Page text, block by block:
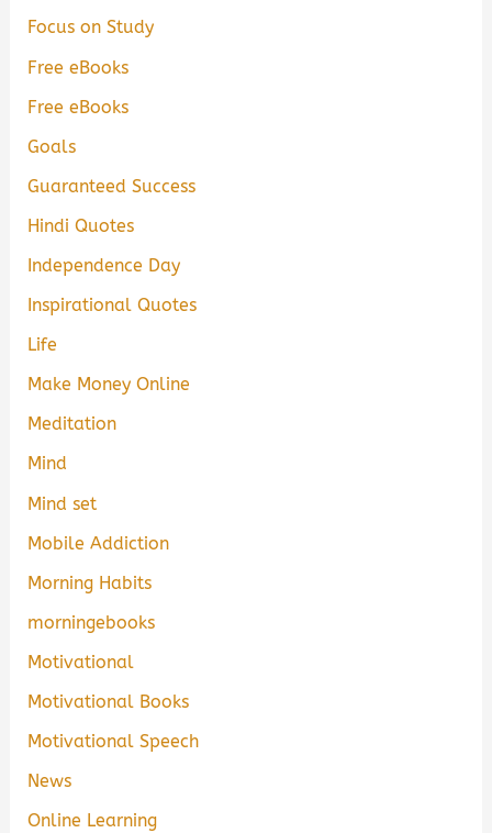
Focus on Study
Free eBooks
Free eBooks
Goals
Guaranteed Success
Hindi Quotes
Independence Day
Inspirational Quotes
Life
Make Money Online
Meditation
Mind
Mind set
Mobile Addiction
Morning Habits
morningebooks
Motivational
Motivational Books
Motivational Speech
News
Online Learning